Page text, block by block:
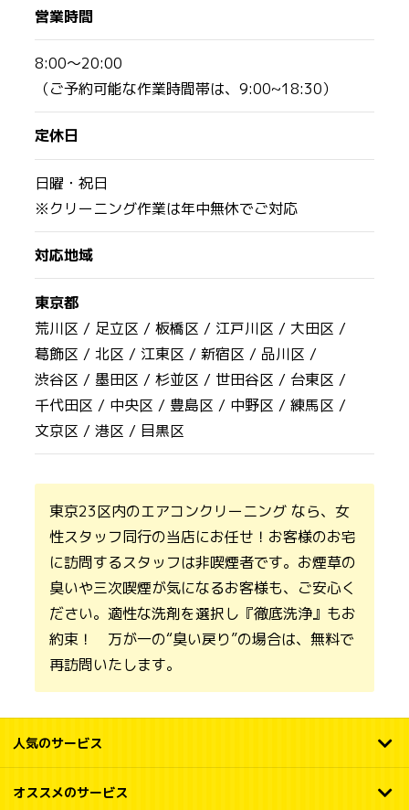
営業時間
8:00〜20:00
（ご予約可能な作業時間帯は、9:00~18:30）
定休日
日曜・祝日
※クリーニング作業は年中無休でご対応
対応地域
東京都
荒川区 / 足立区 /板橋区 / 江戸川区 / 大田区 /
葛飾区 /北区 / 江東区 /新宿区 / 品川区 /
渋谷区 / 墨田区 /杉並区 / 世田谷区 / 台東区 /
千代田区 / 中央区 / 豊島区 / 中野区 /練馬区 /
文京区 /港区 / 目黒区
東京23区内のエアコンクリーニング なら、女
性スタッフ同行の当店にお任せ！お客様のお宅
に訪問するスタッフは非喫煙者です。お煙草の
臭いや三次喫煙が気になるお客様も、ご安心く
ださい。適性な洗剤を選択し『徹底洗浄』もお
約束！ 万が一の“臭い戻り”の場合は、無料で
再訪問いたします。
人気のサービス
オススメのサービス